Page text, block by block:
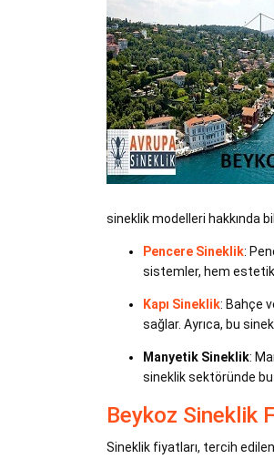
sineklik modelleri hakkında
Pencere Sineklik:
sistemler, hem estetik
Kapı Sineklik: Bahçe
sağlar. Ayrıca, bu
Manyetik Sineklik:
sineklik sektöründe
Beykoz Sineklik
Sineklik fiyatları, tercih